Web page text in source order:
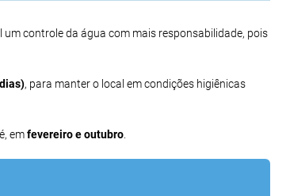
controle da água com mais responsabilidade, pois
, para manter o local em condições higiênicas
emfevereiro e outubro